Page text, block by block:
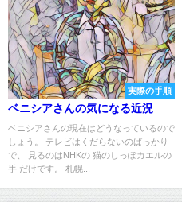
実際の手順
ベニシアさんの気になる近況
ベニシアさんの現在はどうなっているので
しょう。 テレビはくだらないのばっかり
で、 見るのはNHKの 猫のしっぽカエルの
手 だけです。 札幌...